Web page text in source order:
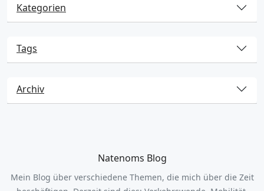
Kategorien
Tags
Archiv
Natenoms Blog
Mein Blog über verschiedene Themen, die mich über die Zeit